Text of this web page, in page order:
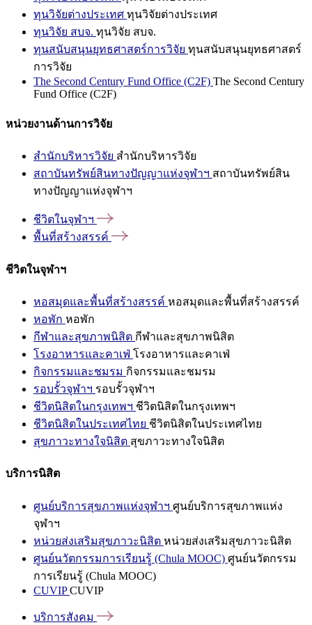
ทุนวิจัยต่างประเทศ ทุนวิจัยต่างประเทศ
ทุนวิจัย สบจ. ทุนวิจัย สบจ.
ทุนสนับสนุนยุทธศาสตร์การวิจัย ทุนสนับสนุนยุทธศาสตร์
การวิจัย
The Second Century Fund Office (C2F) The Second Century
Fund Office (C2F)
หน่วยงานด้านการวิจัย
สำนักบริหารวิจัย สำนักบริหารวิจัย
สถาบันทรัพย์สินทางปัญญาแห่งจุฬาฯ สถาบันทรัพย์สิน
ทางปัญญาแห่งจุฬาฯ
ชีวิตในจุฬาฯ
พื้นที่สร้างสรรค์
ชีวิตในจุฬาฯ
หอสมุดและพื้นที่สร้างสรรค์ หอสมุดและพื้นที่สร้างสรรค์
หอพัก หอพัก
กีฬาและสุขภาพนิสิต กีฬาและสุขภาพนิสิต
โรงอาหารและคาเฟ่ โรงอาหารและคาเฟ่
กิจกรรมและชมรม กิจกรรมและชมรม
รอบรั้วจุฬาฯ รอบรั้วจุฬาฯ
ชีวิตนิสิตในกรุงเทพฯ ชีวิตนิสิตในกรุงเทพฯ
ชีวิตนิสิตในประเทศไทย ชีวิตนิสิตในประเทศไทย
สุขภาวะทางใจนิสิต สุขภาวะทางใจนิสิต
บริการนิสิต
ศูนย์บริการสุขภาพแห่งจุฬาฯ ศูนย์บริการสุขภาพแห่ง
จุฬาฯ
หน่วยส่งเสริมสุขภาวะนิสิต หน่วยส่งเสริมสุขภาวะนิสิต
ศูนย์นวัตกรรมการเรียนรู้ (Chula MOOC) ศูนย์นวัตกรรม
การเรียนรู้ (Chula MOOC)
CUVIPCUVIP
บริการสังคม